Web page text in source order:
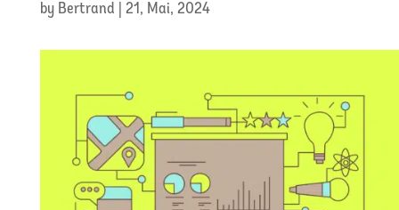
by Bertrand 21, Mai, 2024